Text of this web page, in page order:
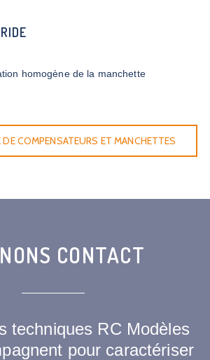
homogène de la manchette
COMPENSATEURS ET MANCHETTES
CONTACT
techniques RC Modèles
pour caractériser